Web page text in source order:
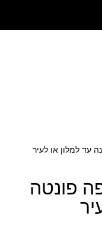
עד למלון או לעיר
פונטה